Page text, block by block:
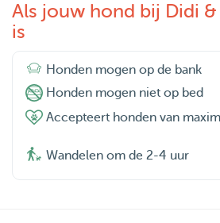
Als jouw hond bij Didi
is
Honden mogen op de bank
Honden mogen niet op bed
Accepteert honden van
Wandelen om de 2-4 uur